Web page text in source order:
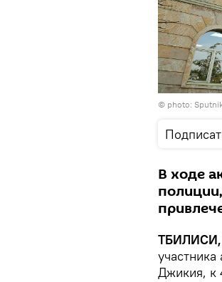
© photo:
В ходе
ТБИЛИСИ,
Джикия, к